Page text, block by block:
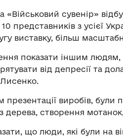
сувенір»
10 представників з усієї
виставку, більш
показати іншим людям,
від депресії та
презентації виробів,
дерева, створення
що люди, які були на